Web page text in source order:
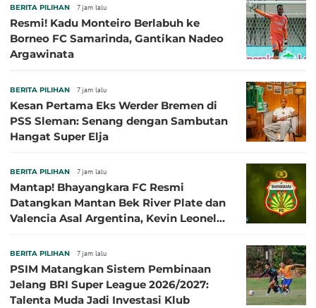
BERITA PILIHAN 7 jam lalu
Resmi! Kadu Monteiro Berlabuh ke
Borneo FC Samarinda, Gantikan Nadeo
Argawinata
BERITA PILIHAN 7 jam lalu
Kesan Pertama Eks Werder Bremen di
PSS Sleman: Senang dengan Sambutan
Hangat Super Elja
BERITA PILIHAN 7 jam lalu
Mantap! Bhayangkara FC Resmi
Datangkan Mantan Bek River Plate dan
Valencia Asal Argentina, Kevin Leonel
BERITA PILIHAN 7 jam lalu
PSIM Matangkan Sistem Pembinaan
Jelang BRI Super League 2026/2027:
Talenta Muda Jadi Investasi Klub